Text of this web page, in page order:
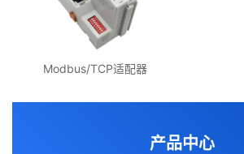
产品中心
Modbus/TCP适配器